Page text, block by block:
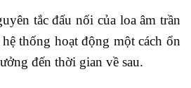
tắc đấu nối của loa âm trần
thống hoạt động một cách ổn
đến thời gian về sau.